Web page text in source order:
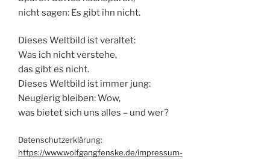
nicht sagen: Es gibt ihn nicht.
Dieses Weltbild ist veraltet:
Was ich nicht verstehe,
das gibt es nicht.
Dieses Weltbild ist immer jung:
Neugierig bleiben: Wow,
was bietet sich uns alles – und wer?
Datenschutzerklärung:
https://www.wolfgangfenske.de/impressum-